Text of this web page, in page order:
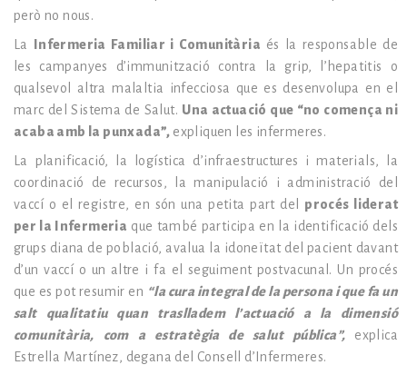
però no nous.
La
Infermeria Familiar i Comunitària és la responsable de
les campanyes d’immunització contra la grip, l’hepatitis o
qualsevol altra malaltia infecciosa que es desenvolupa en el
marc del Sistema de Salut. Una actuació que “no comença ni
acaba amb la punxada”, expliquen les infermeres.
La planificació, la logística d’infraestructures i materials, la
coordinació de recursos, la manipulació i administració del
vaccí o el registre, en són una petita part del procés liderat
per la Infermeria que també participa en la identificació dels
grups diana de població, avalua la idoneïtat del pacient davant
d’un vaccí o un altre i fa el seguiment postvacunal. Un procés
que es pot resumir en “la cura integral de la persona i que fa un
salt qualitatiu quan traslladem l’actuació a la dimensió
comunitària, com a estratègia de salut pública”,
explica
Estrella Martínez, degana del Consell d’Infermeres.